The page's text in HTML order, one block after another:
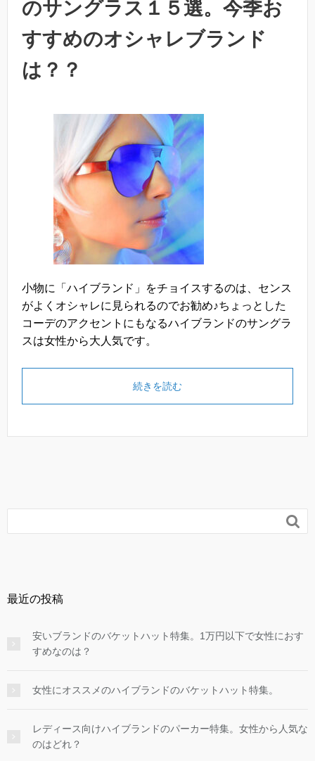
のサングラス１５選。今季お
すすめのオシャレブランド
は？？
小物に「ハイブランド」をチョイスするのは、センス
がよくオシャレに見られるのでお勧め♪ちょっとした
コーデのアクセントにもなるハイブランドのサングラ
スは女性から大人気です。
続きを読む

最近の投稿
安いブランドのバケットハット特集。1万円以下で女性におす
すめなのは？
女性にオススメのハイブランドのバケットハット特集。
レディース向けハイブランドのパーカー特集。女性から人気な
のはどれ？